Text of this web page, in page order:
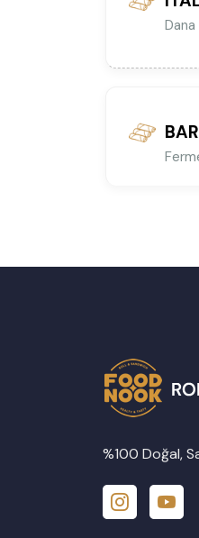
Dana
%100 Doğal,